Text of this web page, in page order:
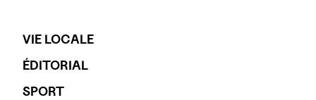
VIE LOCALE
ÉDITORIAL
SPORT